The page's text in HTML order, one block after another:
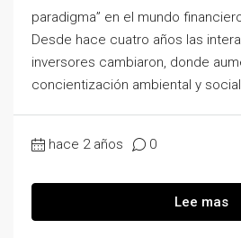
paradigma” en el mundo
Desde hace cuatro años las
inversores cambiaron, donde
concientización ambiental y
hace 2 años 0
Lee mas